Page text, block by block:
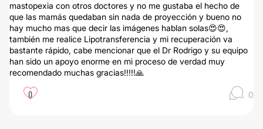
mastopexia con otros doctores y no me gustaba el hecho de
que las mamás quedaban sin nada de proyección y bueno no
hay mucho mas que decir las imágenes hablan solas😍😍,
también me realice Lipotransferencia y mi recuperación va
bastante rápido, cabe mencionar que el Dr Rodrigo y su equipo
han sido un apoyo enorme en mi proceso de verdad muy
recomendado muchas gracias!!!!!🙏
0 0